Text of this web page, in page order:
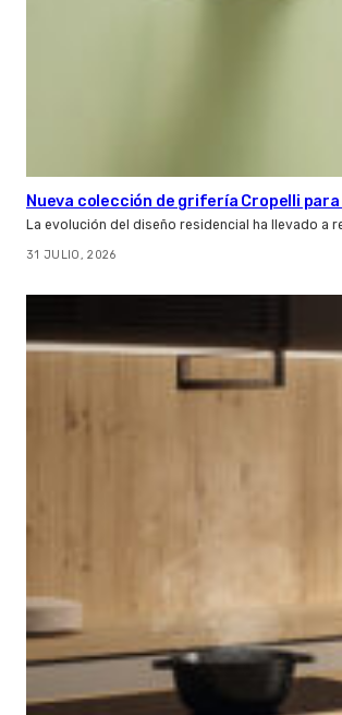
Nueva colección de grifería Cropelli
La evolución del diseño residencial ha llevado a
31 JULIO, 2026